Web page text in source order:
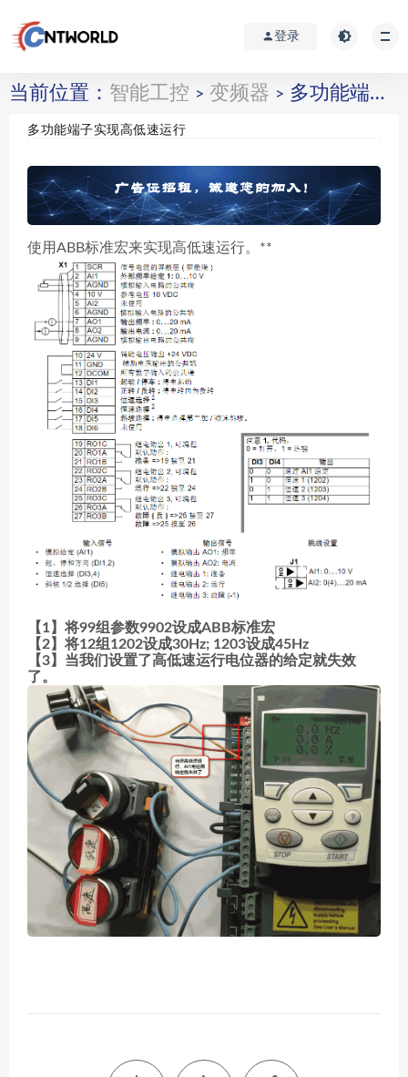
登录
当前位置： 智能工控 > 变频器 > 多功能端子实现高低速运行
多功能端子实现高低速运行
使用ABB标准宏来实现高低速运行。**
【1】将99组参数9902设成ABB标准宏
【2】将12组1202设成30Hz; 1203设成45Hz
【3】当我们设置了高低速运行电位器的给定就失效
了。